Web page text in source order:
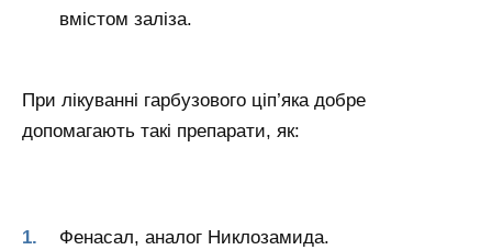
вмістом заліза.
При лікуванні гарбузового ціп’яка добре
допомагають такі препарати, як:
Фенасал, аналог Никлозамида.